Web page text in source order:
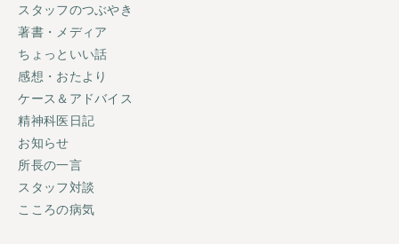
スタッフのつぶやき
著書・メディア
ちょっといい話
感想・おたより
ケース＆アドバイス
精神科医日記
お知らせ
所長の一言
スタッフ対談
こころの病気